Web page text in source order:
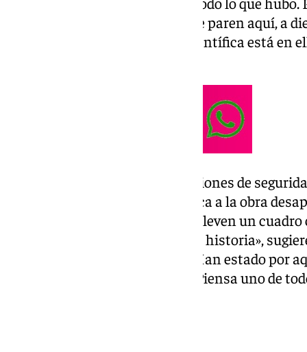
pernoctar. Es raro y extraño que paren aquí, a
a 101TV Granada. «La Policía científica está en
Es en el visionado de las grabaciones de
hallar alguna pista que conduzca a la obra
de 600.000 euros. «Para que se lleven un
llevará tanta seguridad ni tanta historia»,
Policía va comentando algo». «Han estado por
aquí, del restaurante… Es raro. Piensa uno de